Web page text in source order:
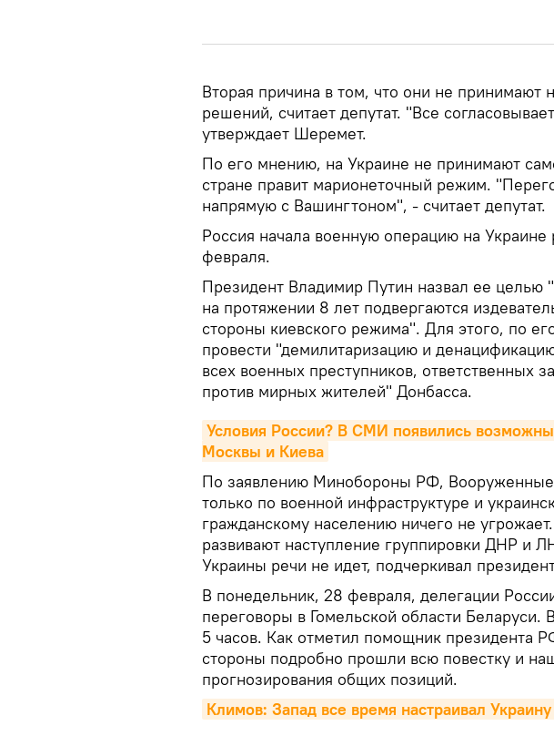
Вторая причина в том, что они не принимают
решений, считает депутат. "Все
утверждает Шеремет.
По его мнению, на Украине не принимают
стране правит марионеточный режим.
напрямую с Вашингтоном", - считает депутат.
Россия начала военную операцию на Украине
февраля.
Президент Владимир Путин назвал ее целью
на протяжении 8 лет подвергаются
стороны киевского режима". Для этого, по
провести "демилитаризацию и
всех военных преступников, ответственных
против мирных жителей" Донбасса.
Условия России? В СМИ появились
Москвы и Киева
По заявлению Минобороны РФ, Вооруженные
только по военной инфраструктуре и
гражданскому населению ничего не
развивают наступление группировки ДНР и
Украины речи не идет, подчеркивал
В понедельник, 28 февраля, делегации
переговоры в Гомельской области Беларуси.
5 часов. Как отметил помощник президента
стороны подробно прошли всю повестку и
прогнозирования общих позиций.
Климов: Запад все время настраивал